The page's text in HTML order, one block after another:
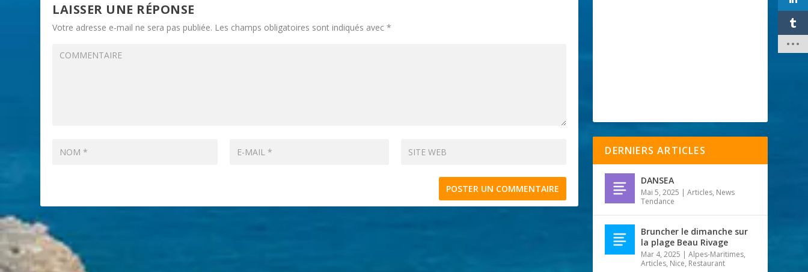
LAISSER UNE RÉPONSE
Votre adresse e-mail ne sera pas publiée. Les champs obligatoires sont indiqués avec*
DERNIERS ARTICLES
DANSEA
Mai 5, 2025 |Articles, News
Tendance
Bruncher le dimanche sur
la plage Beau Rivage
Mar 4, 2025 |Alpes-Maritimes,
Articles, Nice, Restaurant